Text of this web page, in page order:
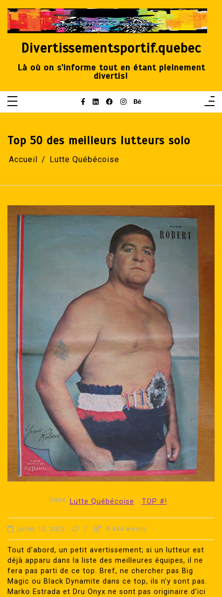
contenu
Divertissementsportif.quebec
Là où on s'informe tout en étant pleinement
divertis!
Top 50 des meilleurs lutteurs solo
Accueil Lutte Québécoise
Dans Lutte Québécoise TOP #!
juillet 13, 2023 7 4 454 words
Tout d’abord, un petit avertissement; si un lutteur est
déjà apparu dans la liste des meilleures équipes, il ne
fera pas parti de ce top. Bref, ne chercher pas Big
Magic ou Black Dynamite dans ce top, ils n’y sont pas.
Marko Estrada et Dru Onyx ne sont pas originaire d’ici